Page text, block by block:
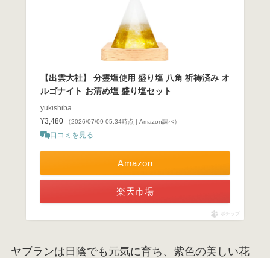
【出雲大社】 分霊塩使用 盛り塩 八角 祈祷済み オ
ルゴナイト お清め塩 盛り塩セット
yukishiba
¥3,480
（2026/07/09 05:34時点 | Amazon調べ）
口コミを見る
Amazon
楽天市場
ポチップ
ヤブランは日陰でも元気に育ち、紫色の美しい花